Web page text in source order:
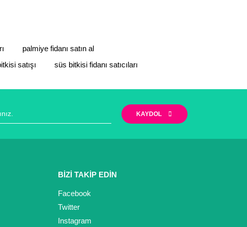
palmiye fidanı satın al
satışı süs bitkisi fidanı satıcıları
KAYDOL
BİZİ TAKİP EDİN
Facebook
Twitter
Instagram